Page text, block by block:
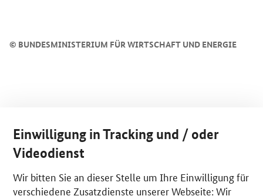
© BUNDESMINISTERIUM FÜR WIRTSCHAFT UND ENERGIE
Einwilligung in Tracking und / oder
Videodienst
Wir bitten Sie an dieser Stelle um Ihre Einwilligung für
verschiedene Zusatzdienste unserer Webseite: Wir